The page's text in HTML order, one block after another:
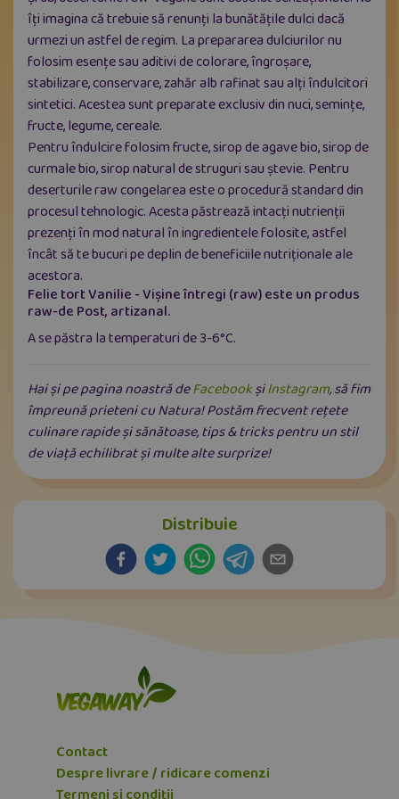
îți imagina că trebuie să renunți la bunătățile dulci dacă
urmezi un astfel de regim. La prepararea dulciurilor nu
folosim esențe sau aditivi de colorare, îngroșare,
stabilizare, conservare, zahăr alb rafinat sau alți îndulcitori
sintetici. Acestea sunt preparate exclusiv din nuci, semințe,
fructe, legume, cereale.
Pentru îndulcire folosim fructe, sirop de agave bio, sirop de
curmale bio, sirop natural de struguri sau ștevie. Pentru
deserturile raw congelarea este o procedură standard din
procesul tehnologic. Acesta păstrează intacți nutrienții
prezenți în mod natural în ingredientele folosite, astfel
încât să te bucuri pe deplin de beneficiile nutriționale ale
acestora.
Felie tort Vanilie - Vişine întregi (raw) este un produs
raw-de Post, artizanal.
A se păstra la temperaturi de 3-6°C.
Hai și pe pagina noastră deFacebookșiInstagram, să fim
împreună prieteni cu Natura! Postăm frecvent rețete
culinare rapide și sănătoase, tips & tricks pentru un stil
de viață echilibrat și multe alte surprize!
Distribuie
Contact
Despre livrare / ridicare comenzi